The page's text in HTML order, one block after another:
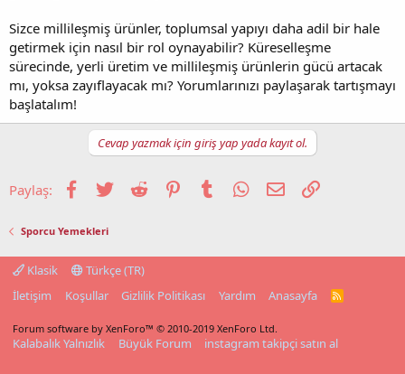
Sizce millileşmiş ürünler, toplumsal yapıyı daha adil bir hale
getirmek için nasıl bir rol oynayabilir? Küreselleşme
sürecinde, yerli üretim ve millileşmiş ürünlerin gücü artacak
mı, yoksa zayıflayacak mı? Yorumlarınızı paylaşarak tartışmayı
başlatalım!
Cevap yazmak için giriş yap yada kayıt ol.
Paylaş: Facebook
TwitterReddit PinterestTumblrWhatsApp
E-postaLink
Sporcu Yemekleri
Klasik
Türkçe (TR)
İletişim
Koşullar Gizlilik Politikası Yardım Anasayfa
R
Forum software by XenForo™ © 2010-2019 XenForo Ltd.
Kalabalık Yalnızlık Büyük Forum instagram takipçi satın al